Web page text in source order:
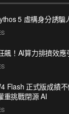
5 虛構身分誘騙
飆！AI算力排擠效
Flash 正式版成績
重挑戰閉源 AI